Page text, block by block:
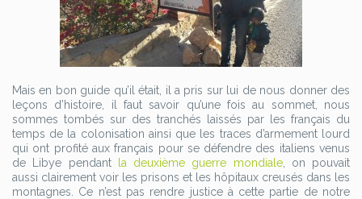
Mais en bon guide qu’il était, il a pris sur lui de nous donner des
leçons d’histoire, il faut savoir qu’une fois au sommet, nous
sommes tombés sur des tranchés laissés par les français du
temps de la colonisation ainsi que les traces d’armement lourd
qui ont profité aux français pour se défendre des italiens venus
de Libye pendant
la deuxième guerre mondiale, on pouvait
aussi clairement voir les prisons et les hôpitaux creusés dans les
montagnes. Ce n’est pas rendre justice à cette partie de notre